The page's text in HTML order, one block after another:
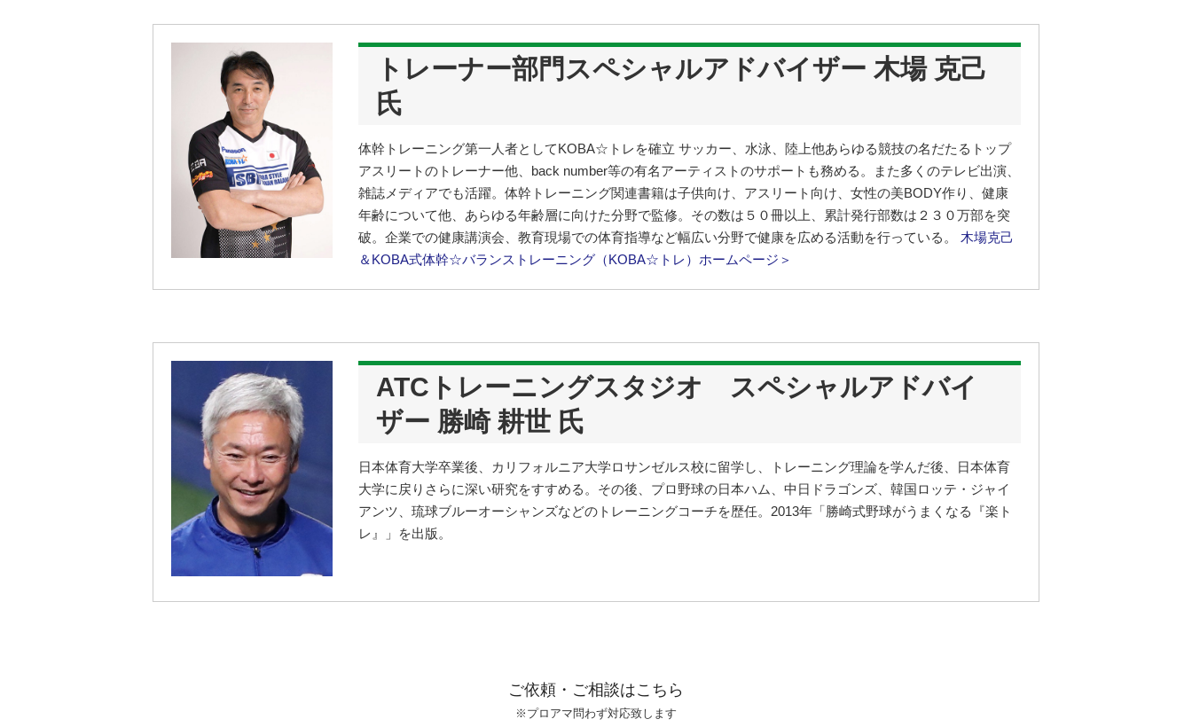
トレーナー部門スペシャルアドバイザー 木場 克己
氏
体幹トレーニング第一人者としてKOBA☆トレを確立 サッカー、水泳、陸上他あらゆる競技の名だたるトップ
アスリートのトレーナー他、back number等の有名アーティストのサポートも務める。また多くのテレビ出演、
雑誌メディアでも活躍。体幹トレーニング関連書籍は子供向け、アスリート向け、女性の美BODY作り、健康
年齢について他、あらゆる年齢層に向けた分野で監修。その数は５０冊以上、累計発行部数は２３０万部を突
破。企業での健康講演会、教育現場での体育指導など幅広い分野で健康を広める活動を行っている。 木場克己
＆KOBA式体幹☆バランストレーニング（KOBA☆トレ）ホームページ＞
ATCトレーニングスタジオ スペシャルアドバイ
ザー 勝崎 耕世 氏
日本体育大学卒業後、カリフォルニア大学ロサンゼルス校に留学し、トレーニング理論を学んだ後、日本体育
大学に戻りさらに深い研究をすすめる。その後、プロ野球の日本ハム、中日ドラゴンズ、韓国ロッテ・ジャイ
アンツ、琉球ブルーオーシャンズなどのトレーニングコーチを歴任。2013年「勝崎式野球がうまくなる『楽ト
レ』」を出版。
ご依頼・ご相談はこちら
※プロアマ問わず対応致します